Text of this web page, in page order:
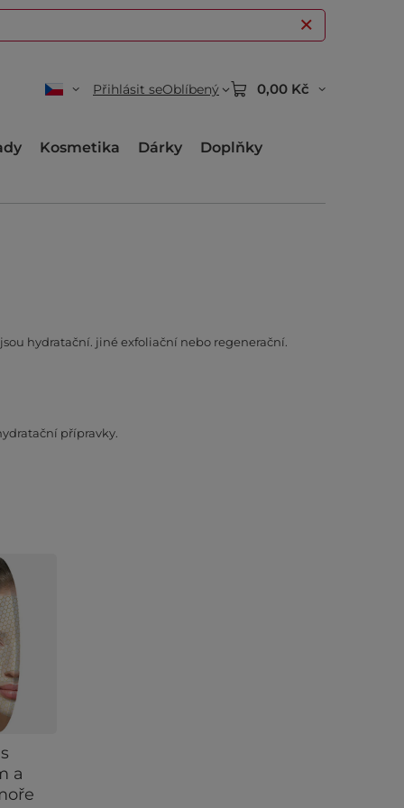
Přihlásit seOblíbený 0,00 Kč
Kosmetika Dárky Doplňky
hydratační. jiné exfoliační nebo regenerační.
přípravky.
a